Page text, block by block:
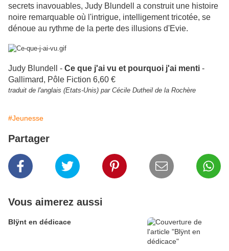
secrets inavouables, Judy Blundell a construit une histoire
noire remarquable où l'intrigue, intelligement tricotée, se
dénoue au rythme de la perte des illusions d'Evie.
Judy Blundell - Ce que j'ai vu et pourquoi j'ai menti -
Gallimard, Pôle Fiction 6,60 €
traduit de l'anglais (Etats-Unis) par Cécile Dutheil de la Rochère
#Jeunesse
Partager
Vous aimerez aussi
Blÿnt en dédicace